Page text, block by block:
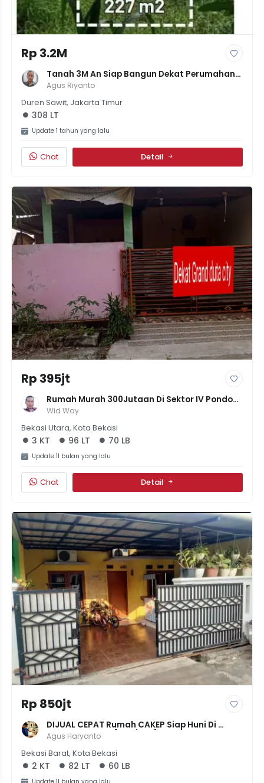
Rp 3.2M
Tanah 3M An Siap Bangun Dekat Perumahan
Pulogebang, Jakarta Timur
Agus Riyanto
Duren Sawit, Jakarta Timur
308 LT
Update 1 tahun yang lalu
Chat Detail
Rp 395jt
Rumah Murah 300Jutaan Di Sektor IV Pondok
Ungu Bekasi
Wid Way
Bekasi Utara, Kota Bekasi
3 KT 96 LT 70 LB
Update 11 bulan yang lalu
Chat Detail
Rp 850jt
DIJUAL CEPAT Rumah CAKEP Siap Huni Di
Cluster Bintara [2KT/1KM] - LT 82m² - Rp
850JT - Bebas Banjir
Agus Haryanto
Bekasi Barat, Kota Bekasi
2 KT 82 LT 60 LB